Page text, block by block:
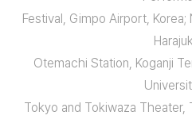
Festival, Gimpo Airport,
Otemachi Station, Koganji
Tokyo and Tokiwaza